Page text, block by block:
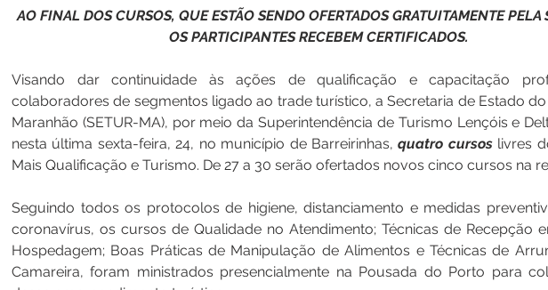
AO FINAL DOS CURSOS, QUE ESTÃO SENDO OFERTADOS GRATUITAMENTE PELA
OS PARTICIPANTES RECEBEM CERTIFICADOS.
Visando dar continuidade às ações de qualificação e capacitação
colaboradores de segmentos ligado ao trade turístico, a Secretaria de Estado
Maranhão (SETUR-MA), por meio da Superintendência de Turismo Lençóis e
nesta última sexta-feira, 24, no município de Barreirinhas, quatro cursos livres
Mais Qualificação e Turismo. De 27 a 30 serão ofertados novos cinco cursos na
Seguindo todos os protocolos de higiene, distanciamento e medidas
coronavírus, os cursos de Qualidade no Atendimento; Técnicas de Recepção
Hospedagem; Boas Práticas de Manipulação de Alimentos e Técnicas de
Camareira, foram ministrados presencialmente na Pousada do Porto para